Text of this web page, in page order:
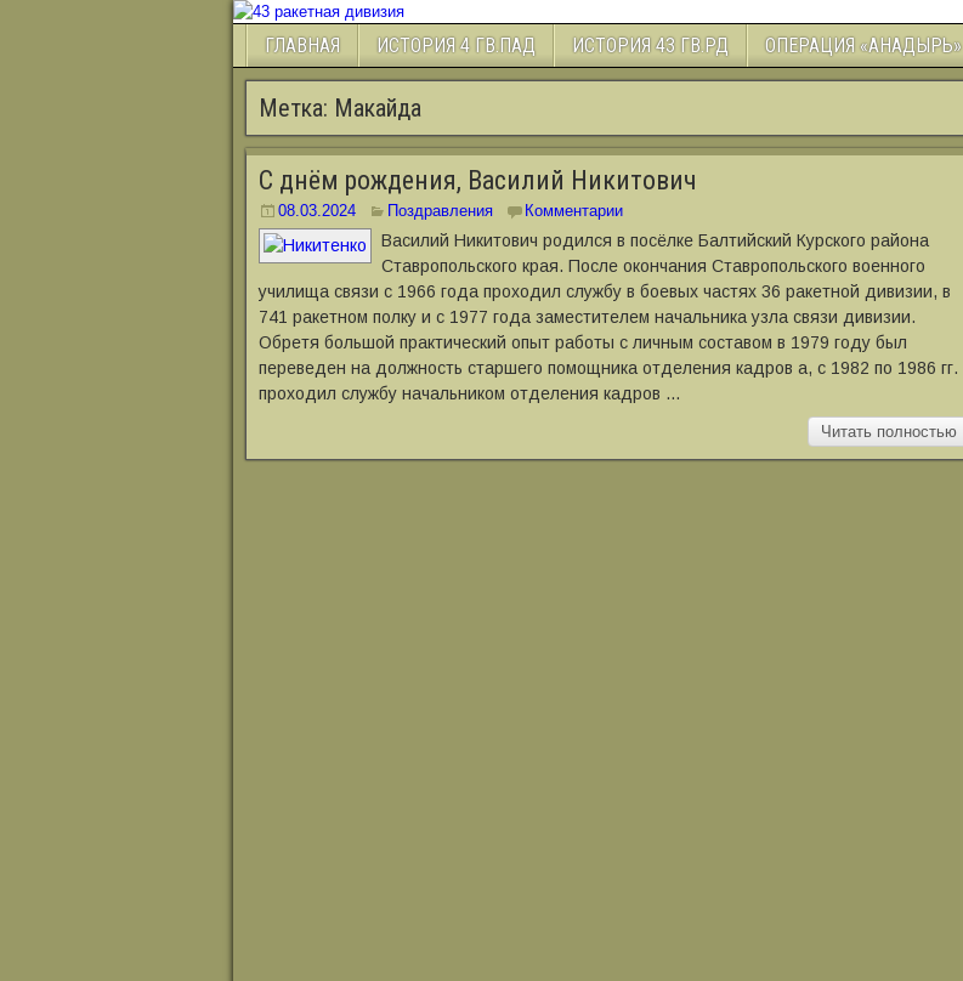
ГЛАВНАЯ ИСТОРИЯ 4 ГВ.ПАД ИСТОРИЯ 43 ГВ.РД ОПЕРАЦИЯ «АНАДЫРЬ»
Метка: Макайда
С днём рождения, Василий Никитович
08.03.2024 Поздравления Комментарии
Василий Никитович родился в посёлке Балтийский Курского района
Ставропольского края. После окончания Ставропольского военного
училища связи с 1966 года проходил службу в боевых частях 36 ракетной дивизии, в
741 ракетном полку и с 1977 года заместителем начальника узла связи дивизии.
Обретя большой практический опыт работы с личным составом в 1979 году был
переведен на должность старшего помощника отделения кадров а, с 1982 по 1986 гг.
проходил службу начальником отделения кадров …
Читать полностью